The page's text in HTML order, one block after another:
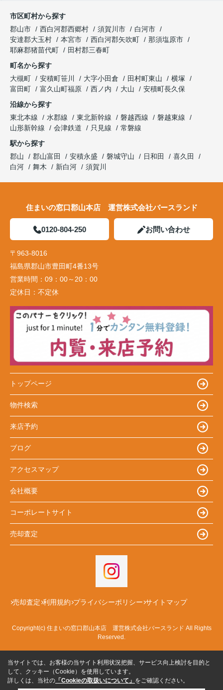
市区町村から探す
郡山市
西白河郡西郷村 須賀川市
白河市
安達郡大玉村
本宮市 西白河郡矢吹町
那須塩原市
耶麻郡猪苗代町
田村郡三春町
町名から探す
大槻町
安積町笹川 大字小田倉 田村町東山
横塚
富田町
富久山町福原 西ノ内 大山
安積町長久保
沿線から探す
東北本線
水郡線 東北新幹線 磐越西線
磐越東線
山形新幹線
会津鉄道 只見線
常磐線
駅から探す
郡山
郡山富田 安積永盛 磐城守山 日和田
喜久田
白河
舞木 新白河 須賀川
住まいの窓口郡山本店 運営株式会社バースランド
0120-804-250 お問い合わせ
〒963-8016
福島県郡山市豊田町4番13号
営業時間： 09：00～20：00
定休日： 不定休
トップページ
物件検索
来店予約
ブログ
アクセスマップ
会社概要
コーポレートサイト
売却査定
売却査定 利用規約 プライバシーポリシー サイトマップ
Copyright(c) 住まいの窓口郡山本店 運営株式会社バースランド All Rights
Reserved.
当サイトでは、お客様の当サイト利用状況把握、サービス向上検討を目的と
して、クッキー（Cookie）を使用しています。
詳しくは、当社の 「Cookieの取扱いについて」 をご確認ください。